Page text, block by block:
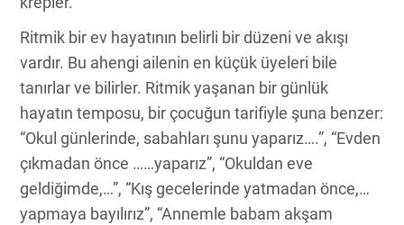
Ritmik bir ev hayatının belirli bir düzeni ve akışı
vardır. Bu ahengi ailenin en küçük üyeleri bile
tanırlar ve bilirler. Ritmik yaşanan bir günlük
hayatın temposu, bir çocuğun tarifiyle şuna benzer:
“Okul günlerinde, sabahları şunu yaparız….”, “Evden
çıkmadan önce ……yaparız”, “Okuldan eve
geldiğimde,…”, “Kış gecelerinde yatmadan önce,…
yapmaya bayılırız”, “Annemle babam akşam